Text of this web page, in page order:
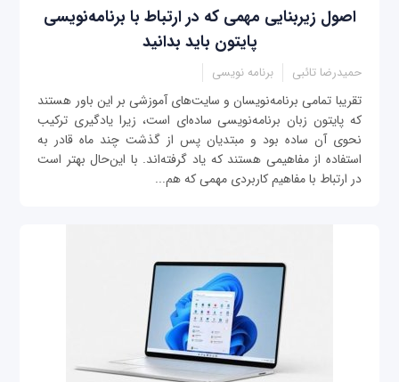
اصول زیربنایی مهمی که در ارتباط با برنامه‌نویسی
پایتون باید بدانید
حمیدرضا تائبی برنامه نویسی
تقریبا تمامی برنامه‌نویسان و سایت‌های آموزشی بر این باور هستند
که پایتون زبان برنامه‌نویسی ساده‌ای است، زیرا یادگیری ترکیب
نحوی آن ساده بود و مبتدیان پس از گذشت چند ماه قادر به
استفاده از مفاهیمی هستند که یاد گرفته‌اند. با این‌حال بهتر است
در ارتباط با مفاهیم کاربردی مهمی که هم‌...